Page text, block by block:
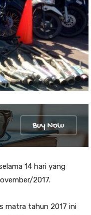
14 hari yang
2017.
matra tahun 2017 ini